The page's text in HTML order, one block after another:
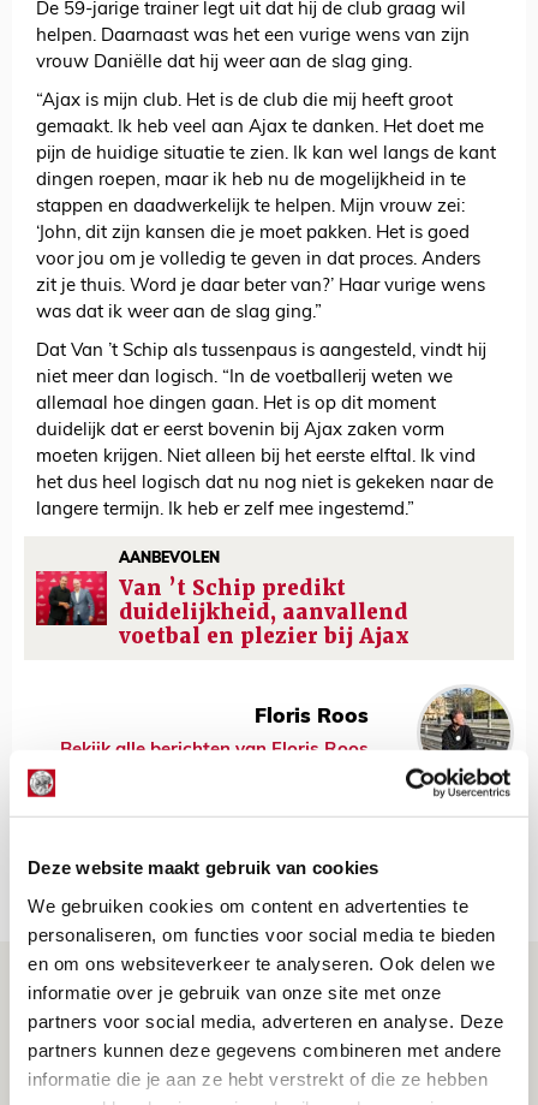
Deze website maakt gebruik van cookies
We gebruiken cookies om content en advertenties te
personaliseren, om functies voor social media te bieden
en om ons websiteverkeer te analyseren. Ook delen we
informatie over je gebruik van onze site met onze
partners voor social media, adverteren en analyse. Deze
partners kunnen deze gegevens combineren met andere
informatie die je aan ze hebt verstrekt of die ze hebben
De 59-jarige trainer legt uit dat hij de club graag wil
helpen. Daarnaast was het een vurige wens van zijn
vrouw Daniëlle dat hij weer aan de slag ging.
“Ajax is mijn club. Het is de club die mij heeft groot
gemaakt. Ik heb veel aan Ajax te danken. Het doet me
pijn de huidige situatie te zien. Ik kan wel langs de kant
dingen roepen, maar ik heb nu de mogelijkheid in te
stappen en daadwerkelijk te helpen. Mijn vrouw zei:
‘John, dit zijn kansen die je moet pakken. Het is goed
voor jou om je volledig te geven in dat proces. Anders
zit je thuis. Word je daar beter van?’ Haar vurige wens
was dat ik weer aan de slag ging.”
Dat Van ’t Schip als tussenpaus is aangesteld, vindt hij
niet meer dan logisch. “In de voetballerij weten we
allemaal hoe dingen gaan. Het is op dit moment
duidelijk dat er eerst bovenin bij Ajax zaken vorm
moeten krijgen. Niet alleen bij het eerste elftal. Ik vind
het dus heel logisch dat nu nog niet is gekeken naar de
langere termijn. Ik heb er zelf mee ingestemd.”
AANBEVOLEN
Van ’t Schip predikt
duidelijkheid, aanvallend
voetbal en plezier bij Ajax
Floris Roos
Bekijk alle berichten van Floris Roos
Drie dingen die je moet weten over PEC
Zwolle - Ajax
08 AUGUSTUS 2026 - 12:32
NIEUWS